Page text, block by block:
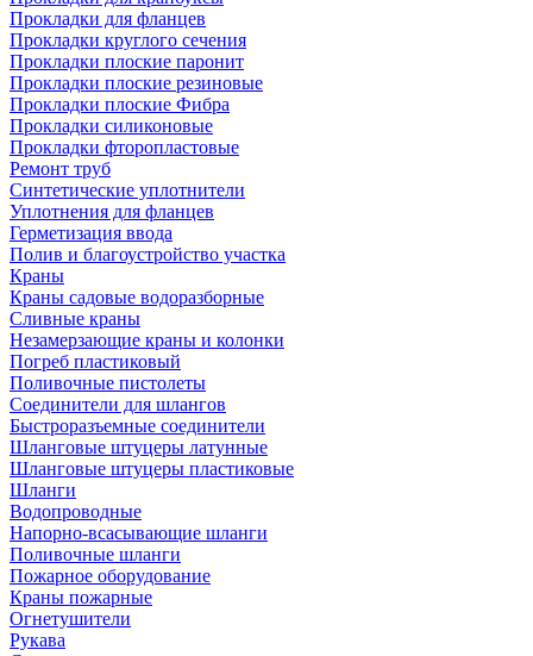
Прокладки для фланцев
Прокладки круглого сечения
Прокладки плоские паронит
Прокладки плоские резиновые
Прокладки плоские Фибра
Прокладки силиконовые
Прокладки фторопластовые
Ремонт труб
Синтетические уплотнители
Уплотнения для фланцев
Герметизация ввода
Полив и благоустройство участка
Краны
Краны садовые водоразборные
Сливные краны
Незамерзающие краны и колонки
Погреб пластиковый
Поливочные пистолеты
Соединители для шлангов
Быстроразъемные соединители
Шланговые штуцеры латунные
Шланговые штуцеры пластиковые
Шланги
Водопроводные
Напорно-всасывающие шланги
Поливочные шланги
Пожарное оборудование
Краны пожарные
Огнетушители
Рукава